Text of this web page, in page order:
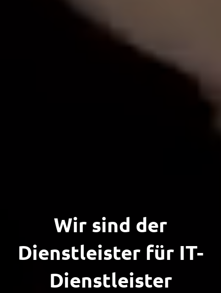
Wir sind der
Dienstleister für IT-
Dienst­leister